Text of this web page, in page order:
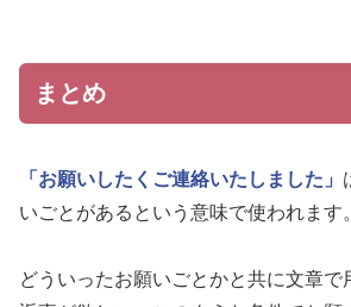
まとめ
「お願いしたくご連絡いたしました」
いごとがあるという意味で使われます。
どういったお願いごとかと共に文章で